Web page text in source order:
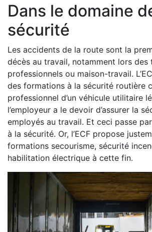
Dans le domaine
sécurité
Les accidents de la route sont la
décès au travail, notamment lors des
professionnels ou maison-travail.
des formations à la sécurité routière
professionnel d’un véhicule utilitaire
l’employeur a le devoir d’assurer la
employés au travail. Et ceci passe
à la sécurité. Or, l’ECF propose
formations secourisme, sécurité
habilitation électrique à cette fin.